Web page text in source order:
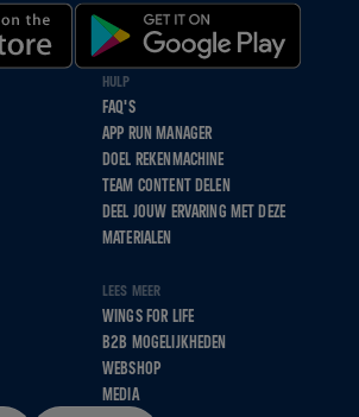
HULP
FAQ'S
APP RUN MANAGER
DOEL REKENMACHINE
TEAM CONTENT DELEN
DEEL JOUW ERVARING MET DEZE
MATERIALEN
LEES MEER
WINGS FOR LIFE
B2B MOGELIJKHEDEN
WEBSHOP
MEDIA